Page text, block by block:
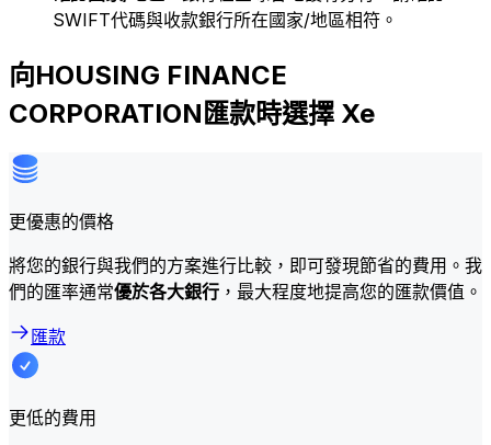
SWIFT代碼與收款銀行所在國家/地區相符。
向HOUSING FINANCE
CORPORATION匯款時選擇 Xe
更優惠的價格
將您的銀行與我們的方案進行比較，即可發現節省的費用。我
們的匯率通常優於各大銀行 ，最大程度地提高您的匯款價值。
匯款
更低的費用